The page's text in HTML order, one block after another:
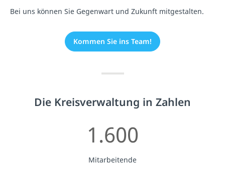
Bei uns können Sie Gegenwart und Zukunft mitgestalten.
Kommen Sie ins Team!
Die Kreisverwaltung in Zahlen
1.600
Mitarbeitende